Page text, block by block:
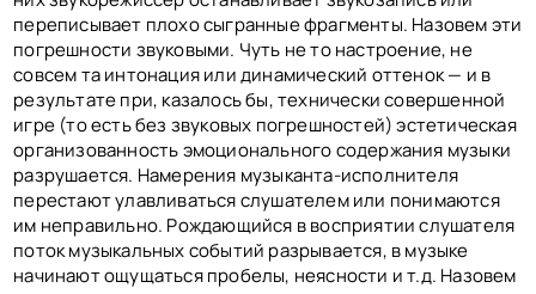
переписывает плохо сыгранные фрагменты. Назовем эти
погрешности звуковыми. Чуть не то настроение, не
совсем та интонация или динамический оттенок — и в
результате при, казалось бы, технически совершенной
игре (то есть без звуковых погрешностей) эстетическая
организованность эмоционального содержания музыки
разрушается. Намерения музыканта-исполнителя
перестают улавливаться слушателем или понимаются
им неправильно. Рождающийся в восприятии слушателя
поток музыкальных событий разрывается, в музыке
начинают ощущаться пробелы, неясности и т.д. Назовем